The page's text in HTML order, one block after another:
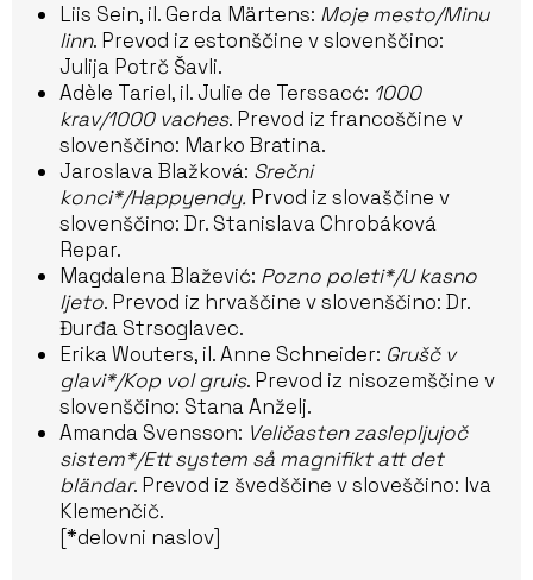
Liis Sein, il. Gerda Märtens: Moje mesto/Minu
linn. Prevod iz estonščine v slovenščino:
Julija Potrč Šavli.
Adèle Tariel, il. Julie de Terssacć: 1000
krav/1000 vaches. Prevod iz francoščine v
slovenščino: Marko Bratina.
Jaroslava Blažková: Srečni
konci*/Happyendy. Prvod iz slovaščine v
slovenščino: Dr. Stanislava Chrobáková
Repar.
Magdalena Blažević: Pozno poleti*/U kasno
ljeto. Prevod iz hrvaščine v slovenščino: Dr.
Đurđa Strsoglavec.
Erika Wouters, il. Anne Schneider: Grušč v
glavi*/Kop vol gruis. Prevod iz nisozemščine v
slovenščino: Stana Anželj.
Amanda Svensson: Veličasten zaslepljujoč
sistem*/Ett system så magnifikt att det
bländar. Prevod iz švedščine v sloveščino: Iva
Klemenčič.
[*delovni naslov]